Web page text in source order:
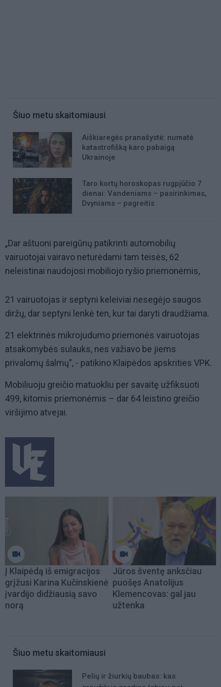
Šiuo metu skaitomiausi
Aiškiaregės pranašystė: numatė
katastrofišką karo pabaigą
Ukrainoje
Taro kortų horoskopas rugpjūčio 7
dienai: Vandeniams – pasirinkimas,
Dvyniams – pagreitis
„Dar aštuoni pareigūnų patikrinti automobilių
vairuotojai vairavo neturėdami tam teisės, 62
neleistinai naudojosi mobiliojo ryšio priemonėmis,
21 vairuotojas ir septyni keleiviai nesegėjo saugos
diržų, dar septyni lenkė ten, kur tai daryti draudžiama.
21 elektrinės mikrojudumo priemonės vairuotojas
atsakomybės sulauks, nes važiavo be jiems
privalomų šalmų", - patikino Klaipėdos apskrities VPK.
Mobiliuoju greičio matuokliu per savaitę užfiksuoti
499, kitomis priemonėmis – dar 64 leistino greičio
viršijimo atvejai.
Į Klaipėdą iš emigracijos
grįžusi Karina Kučinskienė
įvardijo didžiausią savo
norą
Jūros šventę anksčiau
puošęs Anatolijus
Klemencovas: gal jau
užtenka
Šiuo metu skaitomiausi
Pelių ir žiurkių baubas: kas